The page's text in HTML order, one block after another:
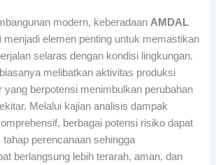
modern, keberadaanAMDAL
menjadi elemen penting untuk memastikan
selaras dengan kondisi lingkungan.
melibatkan aktivitas produksi
yang berpotensi menimbulkan perubahan
Melalui kajian analisis dampak
berbagai potensi risiko dapat
perencanaan sehingga
berlangsung lebih terarah, aman, dan